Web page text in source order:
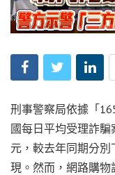
刑事警察局依據「
國每日平均受理詐
元，較去年同期分別
現。然而，網路購